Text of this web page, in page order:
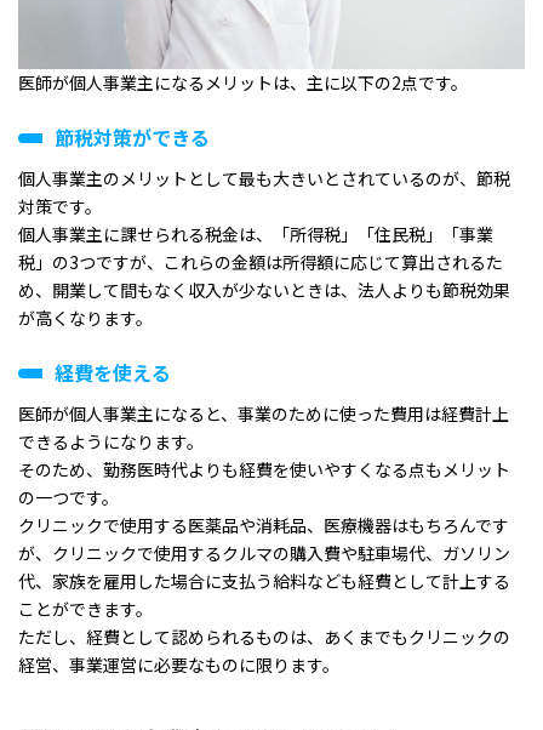
医師が個人事業主になるメリットは、主に以下の2点です。
節税対策ができる
個人事業主のメリットとして最も大きいとされているのが、節税
対策です。
個人事業主に課せられる税金は、「所得税」「住民税」「事業
税」の3つですが、これらの金額は所得額に応じて算出されるた
め、開業して間もなく収入が少ないときは、法人よりも節税効果
が高くなります。
経費を使える
医師が個人事業主になると、事業のために使った費用は経費計上
できるようになります。
そのため、勤務医時代よりも経費を使いやすくなる点もメリット
の一つです。
クリニックで使用する医薬品や消耗品、医療機器はもちろんです
が、クリニックで使用するクルマの購入費や駐車場代、ガソリン
代、家族を雇用した場合に支払う給料なども経費として計上する
ことができます。
ただし、経費として認められるものは、あくまでもクリニックの
経営、事業運営に必要なものに限ります。